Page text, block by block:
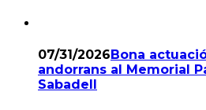
07/31/2026 Bona
andorrans al Memorial
Sabadell